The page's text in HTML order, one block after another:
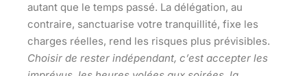
autant que le temps passé. La délégation, au
contraire, sanctuarise votre tranquillité, fixe les
charges réelles, rend les risques plus prévisibles.
Choisir de rester indépendant, c’est accepter les